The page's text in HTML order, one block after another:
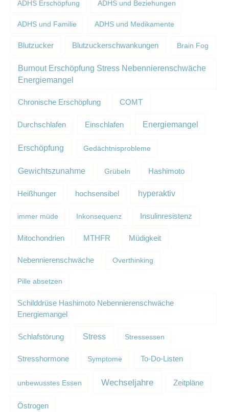
ADHS Erschöpfung ADHS und Beziehungen
ADHS und Familie ADHS und Medikamente
Blutzucker Blutzuckerschwankungen Brain Fog
Burnout Erschöpfung Stress Nebennierenschwäche
Energiemangel
Chronische Erschöpfung COMT
Durchschlafen Einschlafen Energiemangel
Erschöpfung Gedächtnisprobleme
Gewichtszunahme Grübeln Hashimoto
Heißhunger hochsensibel hyperaktiv
immer müde Inkonsequenz Insulinresistenz
Mitochondrien MTHFR Müdigkeit
Nebennierenschwäche Overthinking
Pille absetzen
Schilddrüse Hashimoto Nebennierenschwäche
Energiemangel
Schlafstörung Stress Stressessen
Stresshormone Symptome To-Do-Listen
unbewusstes Essen Wechseljahre Zeitpläne
Östrogen